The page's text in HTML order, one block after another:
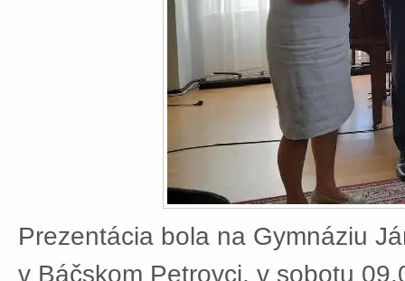
Prezentácia bola na Gymnáziu
v Báčskom Petrovci, v sobotu